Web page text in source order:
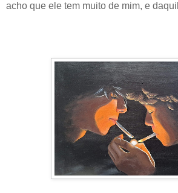
acho que ele tem muito de mim, e